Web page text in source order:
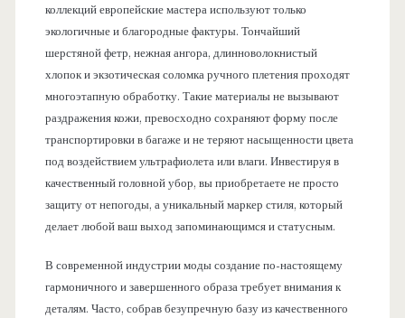
коллекций европейские мастера используют только
экологичные и благородные фактуры. Тончайший
шерстяной фетр, нежная ангора, длинноволокнистый
хлопок и экзотическая соломка ручного плетения проходят
многоэтапную обработку. Такие материалы не вызывают
раздражения кожи, превосходно сохраняют форму после
транспортировки в багаже и не теряют насыщенности цвета
под воздействием ультрафиолета или влаги. Инвестируя в
качественный головной убор, вы приобретаете не просто
защиту от непогоды, а уникальный маркер стиля, который
делает любой ваш выход запоминающимся и статусным.
В современной индустрии моды создание по-настоящему
гармоничного и завершенного образа требует внимания к
деталям. Часто, собрав безупречную базу из качественного